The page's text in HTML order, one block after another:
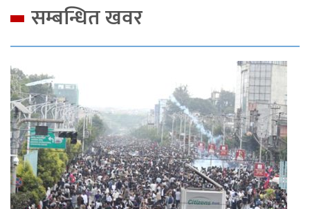
सम्बन्धित खवर